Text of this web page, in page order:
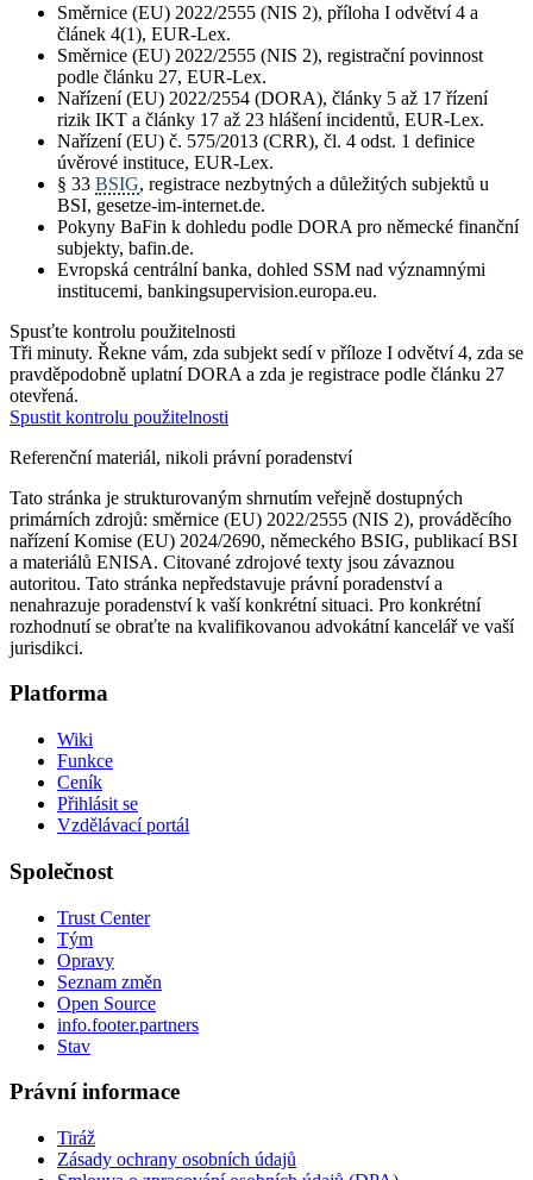
Směrnice (EU) 2022/2555 (NIS 2), příloha I odvětví 4 a
článek 4(1), EUR-Lex.
Směrnice (EU) 2022/2555 (NIS 2), registrační povinnost
podle článku 27, EUR-Lex.
Nařízení (EU) 2022/2554 (DORA), články 5 až 17 řízení
rizik IKT a články 17 až 23 hlášení incidentů, EUR-Lex.
Nařízení (EU) č. 575/2013 (CRR), čl. 4 odst. 1 definice
úvěrové instituce, EUR-Lex.
§ 33 BSIG, registrace nezbytných a důležitých subjektů u
BSI, gesetze-im-internet.de.
Pokyny BaFin k dohledu podle DORA pro německé finanční
subjekty, bafin.de.
Evropská centrální banka, dohled SSM nad významnými
institucemi, bankingsupervision.europa.eu.
Spusťte kontrolu použitelnosti
Tři minuty. Řekne vám, zda subjekt sedí v příloze I odvětví 4, zda se
pravděpodobně uplatní DORA a zda je registrace podle článku 27
otevřená.
Spustit kontrolu použitelnosti
Referenční materiál, nikoli právní poradenství
Tato stránka je strukturovaným shrnutím veřejně dostupných
primárních zdrojů: směrnice (EU) 2022/2555 (NIS 2), prováděcího
nařízení Komise (EU) 2024/2690, německého BSIG, publikací BSI
a materiálů ENISA. Citované zdrojové texty jsou závaznou
autoritou. Tato stránka nepředstavuje právní poradenství a
nenahrazuje poradenství k vaší konkrétní situaci. Pro konkrétní
rozhodnutí se obraťte na kvalifikovanou advokátní kancelář ve vaší
jurisdikci.
Platforma
Wiki
Funkce
Ceník
Přihlásit se
Vzdělávací portál
Společnost
Trust Center
Tým
Opravy
Seznam změn
Open Source
info.footer.partners
Stav
Právní informace
Tiráž
Zásady ochrany osobních údajů